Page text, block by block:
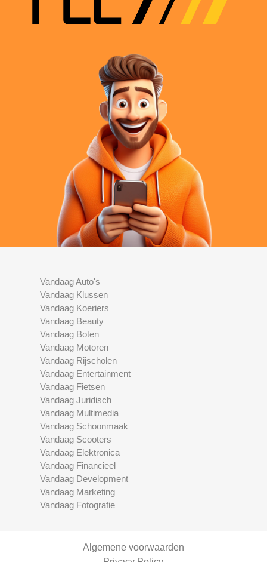
Vandaag Auto's
Vandaag Klussen
Vandaag Koeriers
Vandaag Beauty
Vandaag Boten
Vandaag Motoren
Vandaag Rijscholen
Vandaag Entertainment
Vandaag Fietsen
Vandaag Juridisch
Vandaag Multimedia
Vandaag Schoonmaak
Vandaag Scooters
Vandaag Elektronica
Vandaag Financieel
Vandaag Development
Vandaag Marketing
Vandaag Fotografie
Algemene voorwaarden